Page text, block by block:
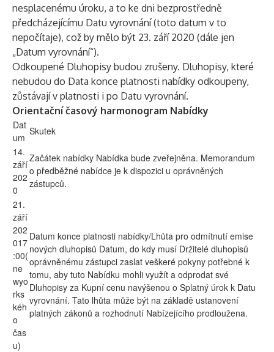
nesplacenému úroku, a to ke dni bezprostředně
předcházejícímu Datu vyrovnání (toto datum v to
nepočítaje), což by mělo být 23. září 2020 (dále jen
„Datum vyrovnání“).
Odkoupené Dluhopisy budou zrušeny. Dluhopisy, které
nebudou do Data konce platnosti nabídky odkoupeny,
zůstávají v platnosti i po Datu vyrovnání.
Orientační časový harmonogram Nabídky
Dat
um
Skutek
14.
září
202
0
Začátek nabídky Nabídka bude zveřejněna. Memorandum
o předběžné nabídce je k dispozici u oprávněných
zástupců.
21.
září
202
017
:00(
ne
wyo
rks
kéh
o
čas
u)
Datum konce platnosti nabídky/Lhůta pro odmítnutí emise
nových dluhopisů Datum, do kdy musí Držitelé dluhopisů
oprávněnému zástupci zaslat veškeré pokyny potřebné k
tomu, aby tuto Nabídku mohli využít a odprodat své
Dluhopisy za Kupní cenu navýšenou o Splatný úrok k Datu
vyrovnání. Tato lhůta může být na základě ustanovení
platných zákonů a rozhodnutí Nabízejícího prodloužena.